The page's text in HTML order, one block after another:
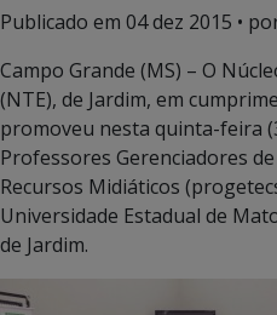
Publicado em 04 dez 2015 •
Campo Grande (MS) – O
(NTE), de Jardim, em
promoveu nesta quinta-feira
Professores Gerenciadores
Recursos Midiáticos
Universidade Estadual de
de Jardim.